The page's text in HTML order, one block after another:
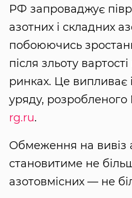
РФ запроваджує
азотних і складних
побоюючись
після зльоту
ринках. Це випливає
уряду,
rg.ru.
Обмеження на вивіз
становитиме не
азотовмісних — не